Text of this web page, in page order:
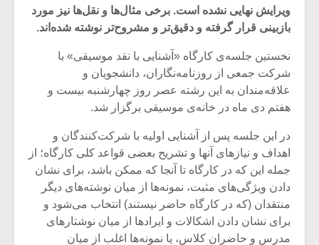
ویرایش نهایی نشده است. برخی مثال‌ها و نقل‌ها نیز مورد
بازبینی قرار گرفته و دقیق‌تر و مشروح‌تر نوشته شده‌اند.
نخستین جلسه‌ی کارگاه «آشنایی با نقد موسیقی» با
شرکت جمعی از روزنامه‌نگاران، دانشجویان و
علاقه‌مندان به این رشته عصر روز چهارشنبه بیست و
هفتم دی ماه در خانه‌ی موسیقی برگزار شد.
در این جلسه پس از آشنایی اولیه با شرکت‌کنندگان و
اهداف و نیازهای آنها و تشریح بعضی قواعد کلی کارگاه؛ از
جمله این که در کارگاه تا آنجا که ممکن باشد، برای نشان
دادن ویژگی‌های مثبت، نمونه‌ها از میان نوشته‌های دیگر
منتقدان (که در کارگاه حاضر نیستند) انتخاب می‌شود و
برای نشان دادن اشکالات و ایرادها از میان نوشتارهای
مدرس و حاضران کلاس، یا نمونه‌ها اغلب از میان